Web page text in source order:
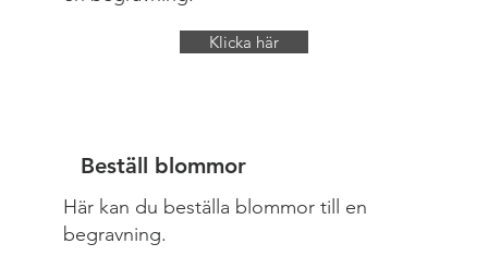
Klicka här
Beställ blommor
Här kan du beställa blommor till en
begravning.